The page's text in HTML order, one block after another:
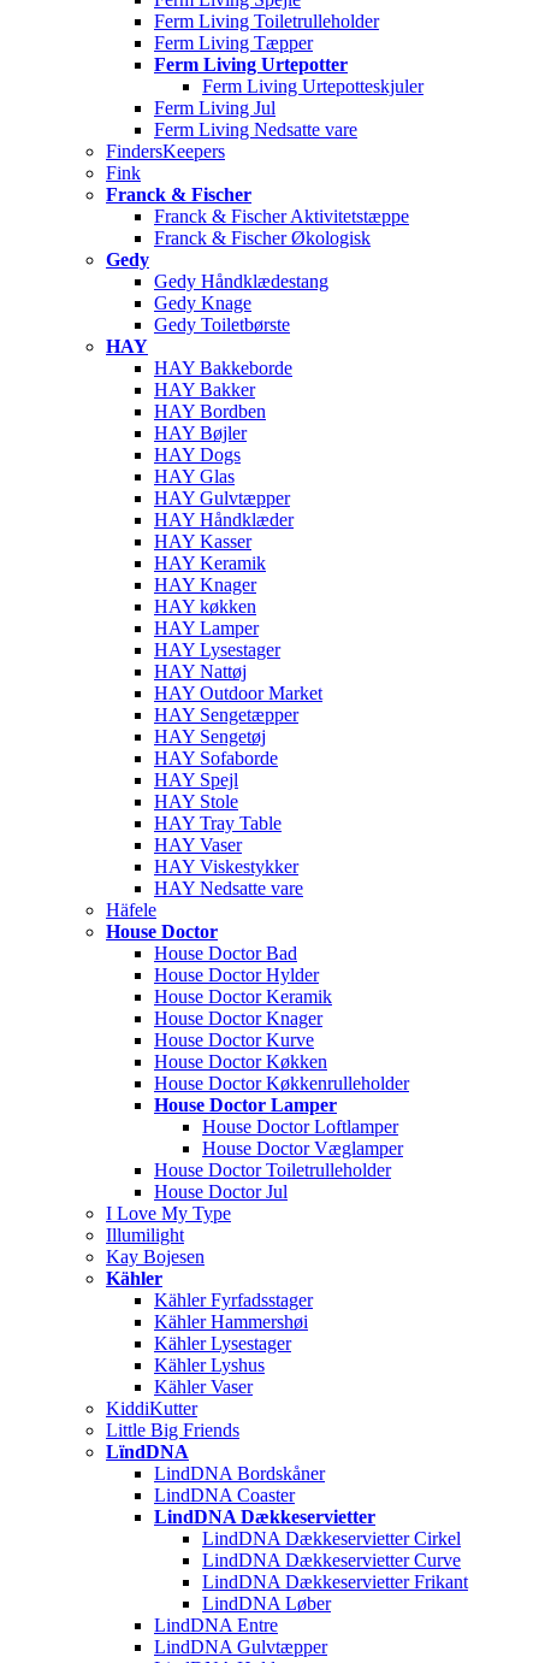
Ferm Living Toiletrulleholder
Ferm Living Tæpper
Ferm Living Urtepotter
Ferm Living Urtepotteskjuler
Ferm Living Jul
Ferm Living Nedsatte vare
FindersKeepers
Fink
Franck & Fischer
Franck & Fischer Aktivitetstæppe
Franck & Fischer Økologisk
Gedy
Gedy Håndklædestang
Gedy Knage
Gedy Toiletbørste
HAY
HAY Bakkeborde
HAY Bakker
HAY Bordben
HAY Bøjler
HAY Dogs
HAY Glas
HAY Gulvtæpper
HAY Håndklæder
HAY Kasser
HAY Keramik
HAY Knager
HAY køkken
HAY Lamper
HAY Lysestager
HAY Nattøj
HAY Outdoor Market
HAY Sengetæpper
HAY Sengetøj
HAY Sofaborde
HAY Spejl
HAY Stole
HAY Tray Table
HAY Vaser
HAY Viskestykker
HAY Nedsatte vare
Häfele
House Doctor
House Doctor Bad
House Doctor Hylder
House Doctor Keramik
House Doctor Knager
House Doctor Kurve
House Doctor Køkken
House Doctor Køkkenrulleholder
House Doctor Lamper
House Doctor Loftlamper
House Doctor Væglamper
House Doctor Toiletrulleholder
House Doctor Jul
I Love My Type
Illumilight
Kay Bojesen
Kähler
Kähler Fyrfadsstager
Kähler Hammershøi
Kähler Lysestager
Kähler Lyshus
Kähler Vaser
KiddiKutter
Little Big Friends
LïndDNA
LindDNA Bordskåner
LindDNA Coaster
LindDNA Dækkeservietter
LindDNA Dækkeservietter Cirkel
LindDNA Dækkeservietter Curve
LindDNA Dækkeservietter Frikant
LindDNA Løber
LindDNA Entre
LindDNA Gulvtæpper